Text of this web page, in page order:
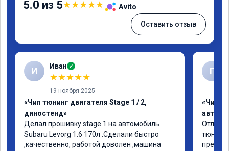
5.0 из 5★★★★★ Avito
Оставить отзыв
И Иван ✓
★★★★★
19 ноября 2025
«Чип тюнинг двигателя Stage 1 / 2,
диностенд»
Делал прошивку stage 1 на автомобиль
Subaru Levorg 1.6 170л .Сделали быстро
,качественно, работой доволен ,машина
Г
«Чип